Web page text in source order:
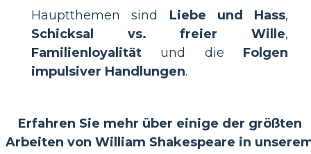
Hauptthemen sind Liebe und Hass,
Schicksal vs. freier Wille,
Familienloyalität und die Folgen
impulsiver Handlungen.
Erfahren Sie mehr über einige der größten
Arbeiten von William Shakespeare in